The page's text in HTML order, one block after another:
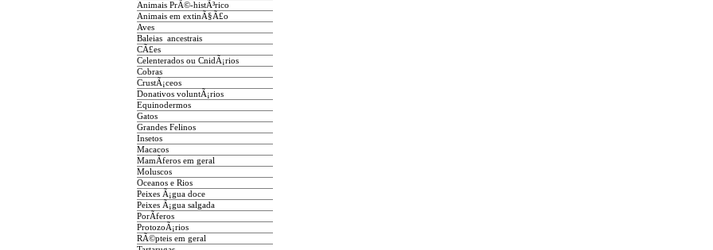
Animais PrÃ©-histÃ³rico
Animais em extinÃ§Ã£o
Aves
Baleias ancestrais
CÃ£es
Celenterados ou CnidÃ¡rios
Cobras
CrustÃ¡ceos
Donativos voluntÃ¡rios
Equinodermos
Gatos
Grandes Felinos
Insetos
Macacos
MamÃ­feros em geral
Moluscos
Oceanos e Rios
Peixes Ã¡gua doce
Peixes Ã¡gua salgada
PorÃ­feros
ProtozoÃ¡rios
RÃ©pteis em geral